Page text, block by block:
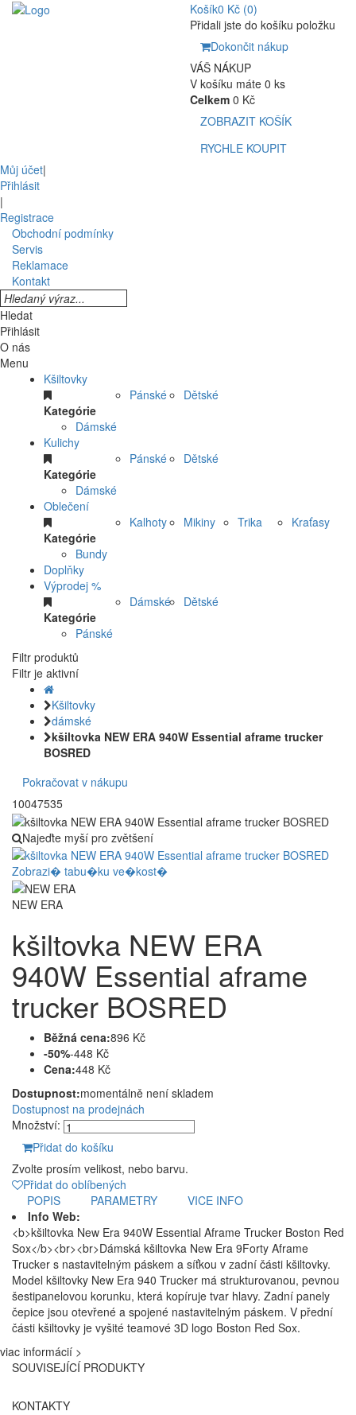
Košík0 Kč (0)
Přidali jste do košíku položku
Dokončit nákup
VÁŠ NÁKUP
V košíku máte 0 ks
Celkem 0 Kč
ZOBRAZIT KOŠÍK
RYCHLE KOUPIT
Můj účet|
Přihlásit
|
Registrace
Obchodní podmínky
Servis
Reklamace
Kontakt
Hledat
Přihlásit
O nás
Menu
Kšiltovky
Kategórie
Dámské
Pánské Dětské
Kulichy
Kategórie
Dámské
Pánské Dětské
Oblečení
Kategórie
Bundy
Kalhoty Mikiny Trika Kraťasy
Doplňky
Výprodej %
Kategórie
Pánské
Dámské Dětské
Filtr produktů
Filtr je aktivní
Kšiltovky
dámské
kšiltovka NEW ERA 940W Essential aframe trucker
BOSRED
Pokračovat v nákupu
10047535
Najeďte myší pro zvětšení
Zobrazi� tabu�ku ve�kost�
NEW ERA
kšiltovka NEW ERA
940W Essential aframe
trucker BOSRED
Běžná cena:896 Kč
-50%-448 Kč
Cena:448 Kč
Dostupnost:momentálně není skladem
Dostupnost na prodejnách
Množství:
Přidat do košíku
Zvolte prosím velikost, nebo barvu.
Přidat do oblíbených
POPIS
PARAMETRY
VICE INFO
Info Web:
<b>kšiltovka New Era 940W Essential Aframe Trucker Boston Red
Sox</b><br><br>Dámská kšiltovka New Era 9Forty Aframe
Trucker s nastavitelným páskem a síťkou v zadní části kšiltovky.
Model kšiltovky New Era 940 Trucker má strukturovanou, pevnou
šestipanelovou korunku, která kopíruje tvar hlavy. Zadní panely
čepice jsou otevřené a spojené nastavitelným páskem. V přední
části kšiltovky je vyšité teamové 3D logo Boston Red Sox.
viac informácií >
SOUVISEJÍCÍ PRODUKTY
KONTAKTY